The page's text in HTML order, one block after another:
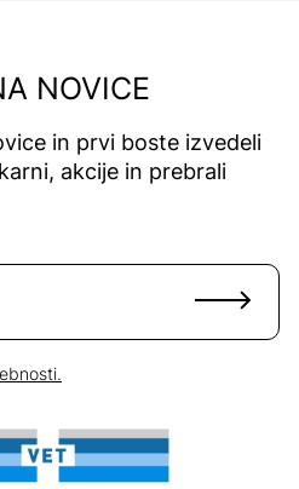
NOVICE
in prvi boste izvedeli
akcije in prebrali